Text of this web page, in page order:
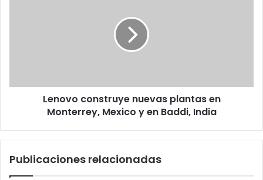
en
Lenovo construye nuevas plantas en
Monterrey, Mexico y en Baddi, India
Publicaciones relacionadas